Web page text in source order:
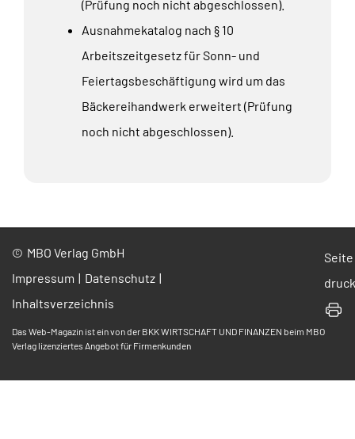
(Prüfung noch nicht abgeschlossen).
Ausnahmekatalog nach § 10
Arbeitszeitgesetz für Sonn- und
Feiertagsbeschäftigung wird um das
Bäckereihandwerk erweitert (Prüfung
noch nicht abgeschlossen).
MBO Verlag GmbH
Impressum
Datenschutz
Inhaltsverzeichnis
Seite
Das Web-Magazin ist ein von der BKK WIRTSCHAFT UND FINANZEN beim MBO
Verlag lizenziertes Angebot für Firmenkunden